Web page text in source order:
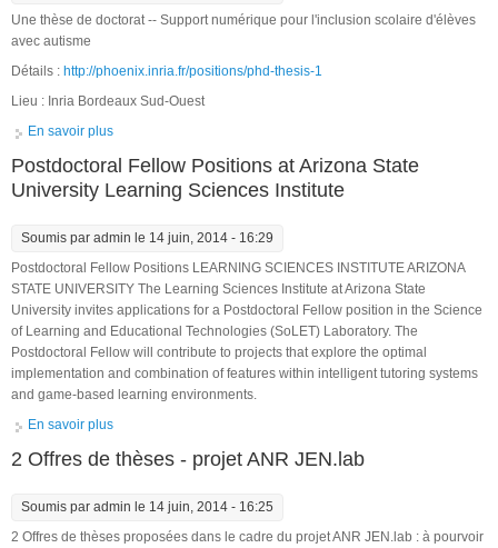
Une thèse de doctorat -- Support numérique pour l'inclusion scolaire d'élèves
avec autisme
Détails : http://phoenix.inria.fr/positions/phd-thesis-1
Lieu : Inria Bordeaux Sud-Ouest
En savoir plus
Postdoctoral Fellow Positions at Arizona State
University Learning Sciences Institute
Soumis par admin le 14 juin, 2014 - 16:29
Postdoctoral Fellow Positions LEARNING SCIENCES INSTITUTE ARIZONA
STATE UNIVERSITY The Learning Sciences Institute at Arizona State
University invites applications for a Postdoctoral Fellow position in the Science
of Learning and Educational Technologies (SoLET) Laboratory. The
Postdoctoral Fellow will contribute to projects that explore the optimal
implementation and combination of features within intelligent tutoring systems
and game-based learning environments.
En savoir plus
2 Offres de thèses - projet ANR JEN.lab
Soumis par admin le 14 juin, 2014 - 16:25
2 Offres de thèses proposées dans le cadre du projet ANR JEN.lab : à pourvoir